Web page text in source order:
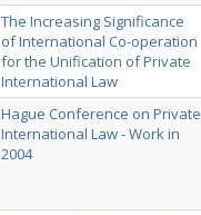
The Increasing Significance
of International Co-operation
for the Unification of Private
International Law
Hague Conference on Private
International Law - Work in
2004